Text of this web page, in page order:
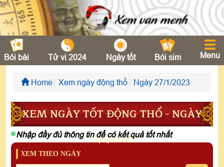
Bói bài Tử vi 2024 Ngày tốt Bói sim Menu
Home Xem ngày động thổ Ngày 27/1/2023
XEM NGÀY TỐT ĐỘNG THỔ - NGÀY
27/1/2023
Nhập đầy đủ thông tin để có kết quả tốt nhất
XEM THEO NGÀY